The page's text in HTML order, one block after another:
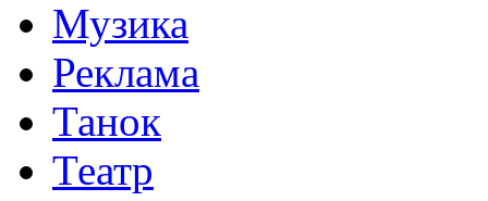
Музика
Реклама
Танок
Театр